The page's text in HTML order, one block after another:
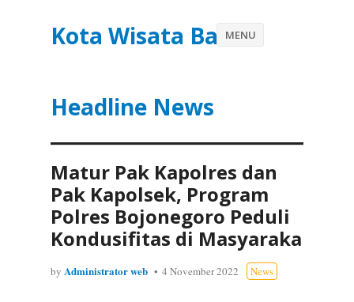
Kota Wisata Batu
Headline News
MENU
Matur Pak Kapolres dan
Pak Kapolsek, Program
Polres Bojonegoro Peduli
Kondusifitas di Masyaraka
by Administrator web 4 November 2022 News